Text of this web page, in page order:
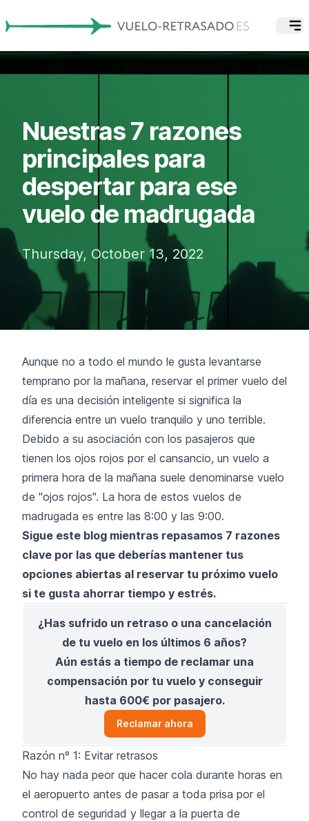
Nuestras 7 razones
principales para
despertar para ese
vuelo de madrugada
Thursday, October 13, 2022
Aunque no a todo el mundo le gusta levantarse
temprano por la mañana, reservar el primer vuelo del
día es una decisión inteligente si significa la
diferencia entre un vuelo tranquilo y uno terrible.
Debido a su asociación con los pasajeros que
tienen los ojos rojos por el cansancio, un vuelo a
primera hora de la mañana suele denominarse vuelo
de "ojos rojos". La hora de estos vuelos de
madrugada es entre las 8:00 y las 9:00.
Sigue este blog mientras repasamos 7 razones
clave por las que deberías mantener tus
opciones abiertas al reservar tu próximo vuelo
si te gusta ahorrar tiempo y estrés.
¿Has sufrido un retraso o una cancelación
de tu vuelo en los últimos 6 años?
Aún estás a tiempo de reclamar una
compensación por tu vuelo y conseguir
hasta 600€ por pasajero.
Reclamar ahora
Razón nº 1: Evitar retrasos
No hay nada peor que hacer cola durante horas en
el aeropuerto antes de pasar a toda prisa por el
control de seguridad y llegar a la puerta de